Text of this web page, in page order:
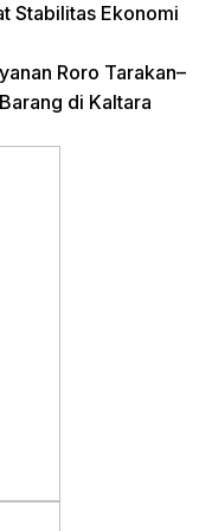
Stabilitas Ekonomi
Roro Tarakan–
di Kaltara